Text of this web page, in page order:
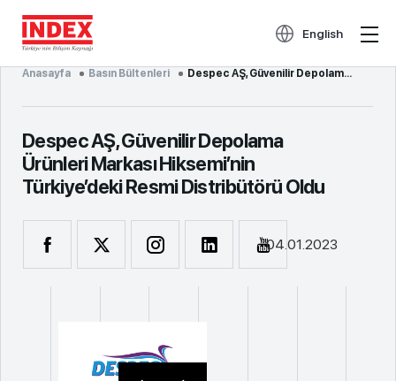
English
Anasayfa Basın Bültenleri Despec AŞ, Güvenilir Depolama Ürünleri Markası ...
Despec AŞ, Güvenilir Depolama
Ürünleri Markası Hiksemi’nin
Türkiye’deki Resmi Distribütörü Oldu
04.01.2023